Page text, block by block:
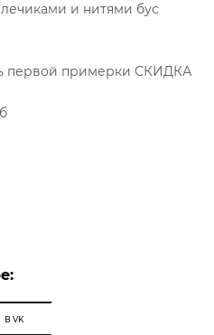
и нитями бус
первой примерки СКИДКА
В VK